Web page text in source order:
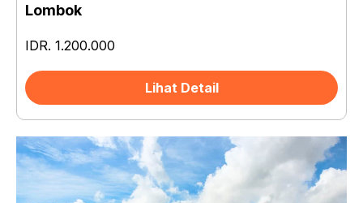
Lombok
IDR. 1.200.000
Lihat Detail